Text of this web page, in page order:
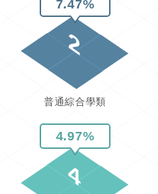
7.47%
2
普通綜合學類
4.97%
4